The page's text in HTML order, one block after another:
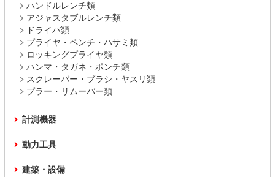
ハンドルレンチ類
アジャスタブルレンチ類
ドライバ類
プライヤ・ペンチ・ハサミ類
ロッキングプライヤ類
ハンマ・タガネ・ポンチ類
スクレーパー・ブラシ・ヤスリ類
プラー・リムーバー類
計測機器
動力工具
建築・設備